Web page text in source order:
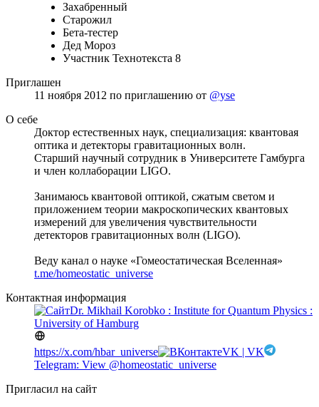
Захабренный
Старожил
Бета-тестер
Дед Мороз
Участник Технотекста 8
Приглашен
11 ноября 2012 по приглашению от @yse
О себе
Доктор естественных наук, специализация: квантовая
оптика и детекторы гравитационных волн.
Старший научный сотрудник в Университете Гамбурга
и член коллаборации LIGO.
Занимаюсь квантовой оптикой, сжатым светом и
приложением теории макроскопических квантовых
измерений для увеличения чувствительности
детекторов гравитационных волн (LIGO).
Веду канал о науке «Гомеостатическая Вселенная»
t.me/homeostatic_universe
Контактная информация
Dr. Mikhail Korobko : Institute for Quantum Physics :
University of Hamburg
https://x.com/hbar_universe
VK | VK
Telegram: View @homeostatic_universe
Пригласил на сайт